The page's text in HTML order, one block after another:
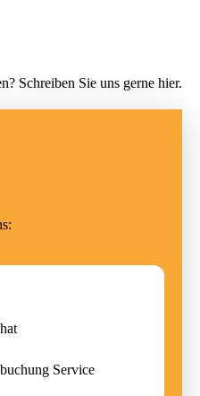
Schreiben Sie uns gerne hier.
Service